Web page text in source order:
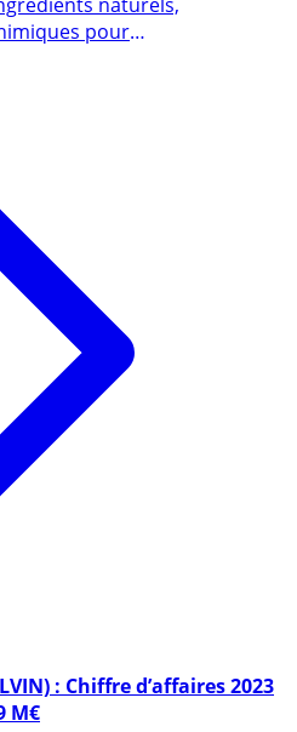
naturels,
pour
: Chiffre d’affaires 2023